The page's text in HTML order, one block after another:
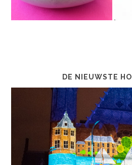
DE NIEUWSTE